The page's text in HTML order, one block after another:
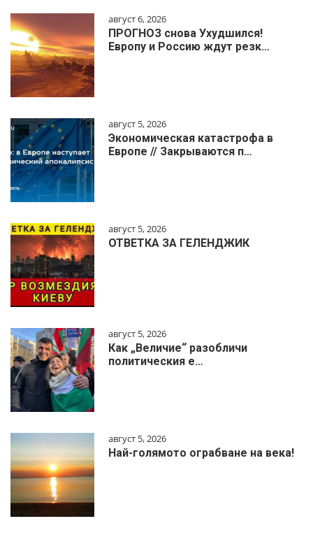
август 6, 2026
ПРОГНОЗ снова Ухудшился!
Европу и Россию ждут резк…
август 5, 2026
Экономическая катастрофа в
Европе // Закрываются п…
август 5, 2026
ОТВЕТКА ЗА ГЕЛЕНДЖИК
август 5, 2026
Как „Величие“ разобличи
политическия е…
август 5, 2026
Най-голямото ограбване на века!